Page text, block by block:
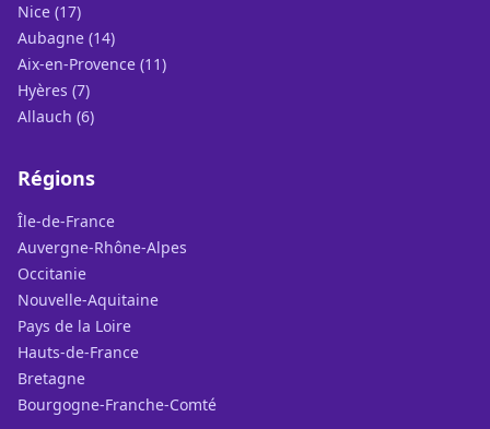
Nice (17)
Aubagne (14)
Aix-en-Provence (11)
Hyères (7)
Allauch (6)
Régions
Île-de-France
Auvergne-Rhône-Alpes
Occitanie
Nouvelle-Aquitaine
Pays de la Loire
Hauts-de-France
Bretagne
Bourgogne-Franche-Comté